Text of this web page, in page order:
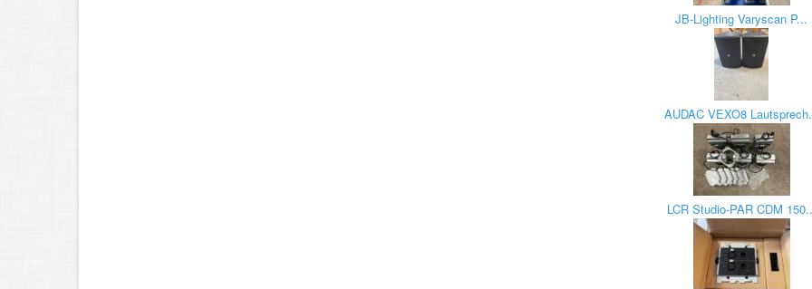
JB-Lighting Varyscan P...
AUDAC VEXO8
LCR Studio-PAR CDM